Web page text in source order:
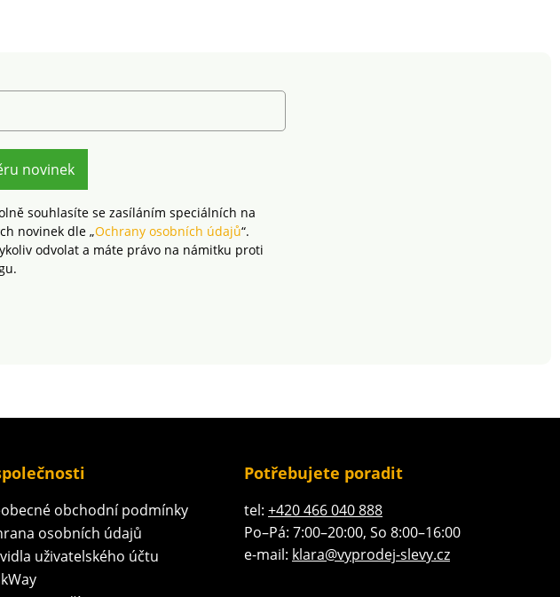
novinek
souhlasíte se zasíláním speciálních na
novinek dle „Ochrany osobních údajů“.
odvolat a máte právo na námitku proti
obchodní podmínky
osobních údajů
uživatelského účtu
Potřebujete poradit
tel: +420 466 040 888
Po–Pá: 7:00–20:00, So 8:00–16:00
e-mail: klara@vyprodej-slevy.cz